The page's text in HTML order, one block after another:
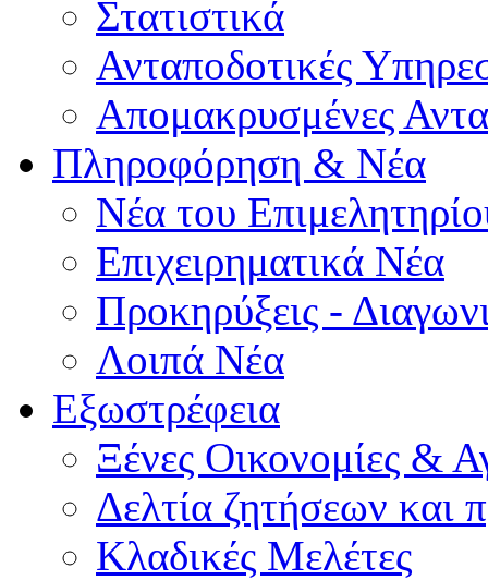
Στατιστικά
Ανταποδοτικές
Απομακρυσμένες
Πληροφόρηση & Νέα
Νέα του
Επιχειρηματικά Νέα
Προκηρύξεις -
Λοιπά Νέα
Εξωστρέφεια
Ξένες Οικονομίες &
Δελτία ζητήσεων
Κλαδικές Μελέτες